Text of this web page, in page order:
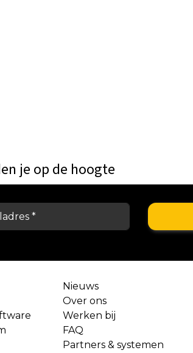
je op de hoogte
Nieuws
Over ons
Werken bij
FAQ
Partners & systemen